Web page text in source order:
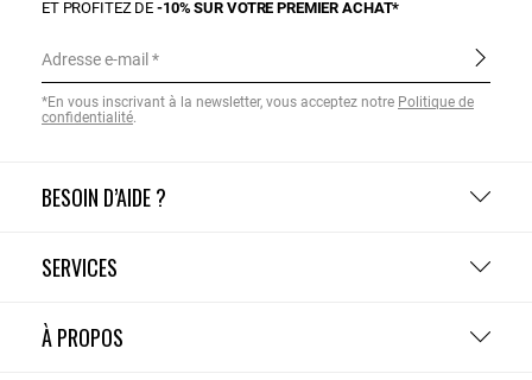
BESOIN D’AIDE ?
SERVICES
À PROPOS
ET PROFITEZ DE-10% SUR VOTRE PREMIER ACHAT*
Adresse e-mail
*En vous inscrivant à la newsletter, vous acceptez notre Politique de
confidentialité.